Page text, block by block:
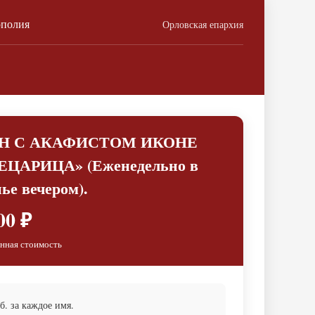
Орловская епархия
С АКАФИСТОМ ИКОНЕ
(Еженедельно в
вечером).
₽
стоимость
за каждое имя.